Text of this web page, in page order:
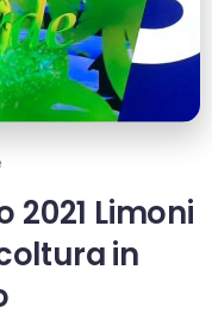
2021 Limoni
in